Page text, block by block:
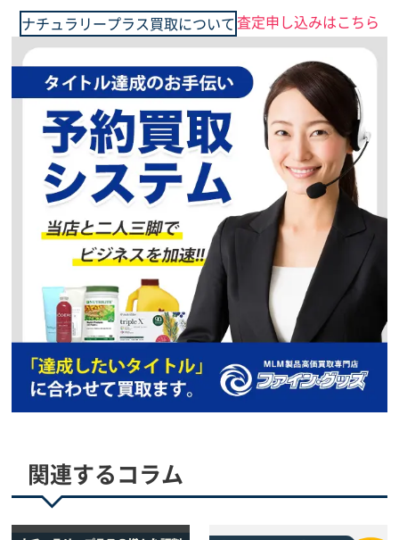
予約買取、複数点で更に買取価格UP
急募中
ナチュラリープラス
ルーテ ヘアマスク トリートメント
ただいま、買取強化 キャンペーン中
予約買取、複数点で 更に買取価格UP
買取価格 優遇査定中
ナチュラリープラス
スーパー・ユーグレナ パラミロンARX
ただいま、買取強化 キャンペーン中
予約買取、複数点で 更に買取価格UP
買取価格 5,000 円
ナチュラリープラス
ピュリフィカBB
ただいま、買取強化 キャンペーン中
予約買取、複数点で
ナチュラリープラス買取について査定申し込みはこちら
関連するコラム